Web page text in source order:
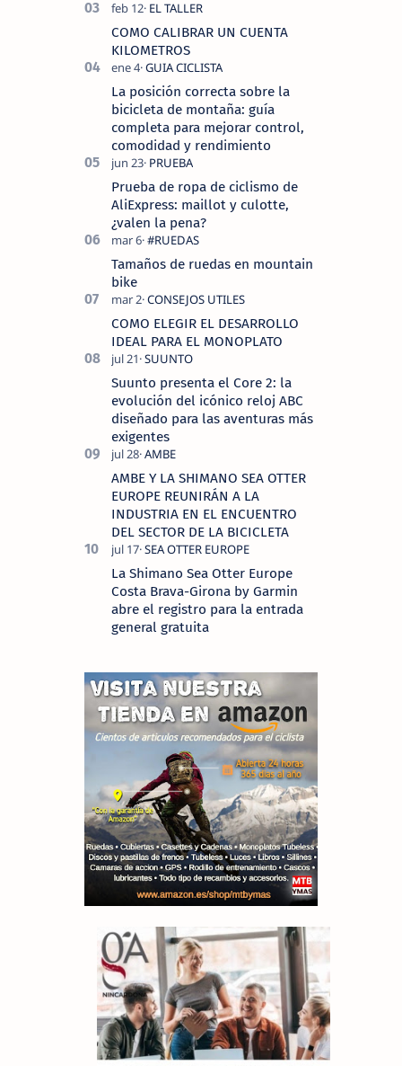
COMO CALIBRAR UN CUENTA
KILOMETROS
La posición correcta sobre la
bicicleta de montaña: guía
completa para mejorar control,
comodidad y rendimiento
Prueba de ropa de ciclismo de
AliExpress: maillot y culotte,
¿valen la pena?
Tamaños de ruedas en mountain
bike
COMO ELEGIR EL DESARROLLO
IDEAL PARA EL MONOPLATO
Suunto presenta el Core 2: la
evolución del icónico reloj ABC
diseñado para las aventuras más
exigentes
AMBE Y LA SHIMANO SEA OTTER
EUROPE REUNIRÁN A LA
INDUSTRIA EN EL ENCUENTRO
DEL SECTOR DE LA BICICLETA
La Shimano Sea Otter Europe
Costa Brava-Girona by Garmin
abre el registro para la entrada
general gratuita